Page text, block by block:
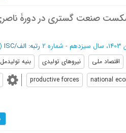
صنعت گستری در دورۀ
2 رتبه: الف/ISC (‎28 صفحه -
اقتصاد ملی نیروهای تولیدی بنیه تولیدمل
national
productive forces